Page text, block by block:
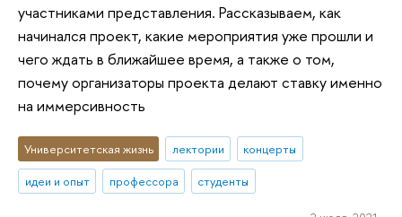
участниками представления. Рассказываем, как
начинался проект, какие мероприятия уже прошли и
чего ждать в ближайшее время, а также о том,
почему организаторы проекта делают ставку именно
на иммерсивность
Университетская жизнь лектории
концерты
идеи и опыт
профессора студенты